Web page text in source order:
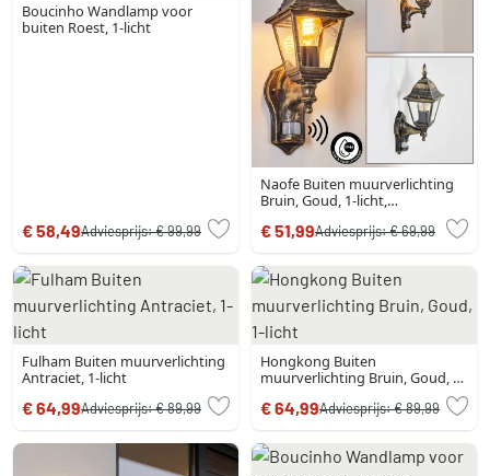
Boucinho Wandlamp voor
buiten Roest, 1-licht
€ 58,49Adviesprijs:€ 99,99
Naofe Buiten muurverlichting
Bruin, Goud, 1-licht,
€ 51,99Adviesprijs:€ 69,99
Fulham Buiten muurverlichting
Antraciet, 1-licht
€ 64,99Adviesprijs:€ 89,99
Hongkong Buiten
muurverlichting Bruin, Goud, 1-
€ 64,99Adviesprijs:€ 89,99